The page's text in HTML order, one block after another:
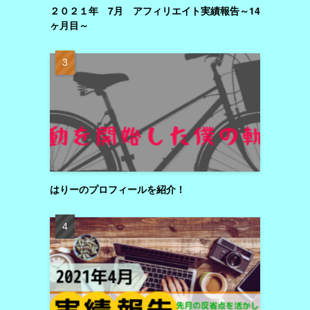
２０２１年 7月 アフィリエイト実績報告～14
ヶ月目～
はりーのプロフィールを紹介！